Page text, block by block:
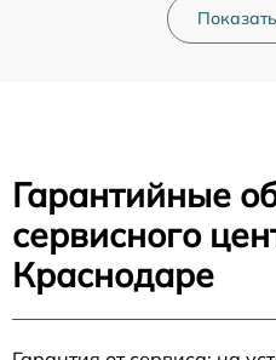
Гарантийные
сервисного
Краснодаре